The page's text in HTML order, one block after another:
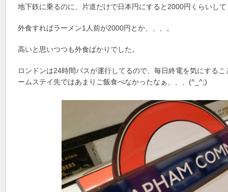
地下鉄に乗るのに、片道だけで日本円にすると2000円くらいし
外食すればラーメン1人前が2000円とか、、、。
高いと思いつつも外食ばかりでした。
ロンドンは24時間バスが運行してるので、毎日終電を気にする
ームステイ先ではあまりご飯食べなかったなぁ、、、(^_^;)